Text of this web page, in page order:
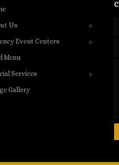
Us
Event Centers
Menu
Services
Gallery